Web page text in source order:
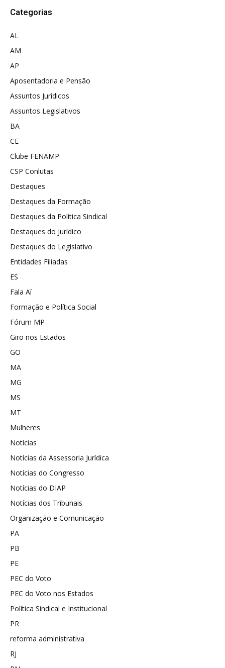
Categorias
AL
AM
AP
Aposentadoria e Pensão
Assuntos Jurídicos
Assuntos Legislativos
BA
CE
Clube FENAMP
CSP Conlutas
Destaques
Destaques da Formação
Destaques da Política Sindical
Destaques do Jurídico
Destaques do Legislativo
Entidades Filiadas
ES
Fala Aí
Formação e Política Social
Fórum MP
Giro nos Estados
GO
MA
MG
MS
MT
Mulheres
Notícias
Notícias da Assessoria Jurídica
Notícias do Congresso
Notícias do DIAP
Notícias dos Tribunais
Organização e Comunicação
PA
PB
PE
PEC do Voto
PEC do Voto nos Estados
Política Sindical e Institucional
PR
reforma administrativa
RJ